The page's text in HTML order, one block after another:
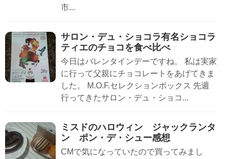
市...
サロン・デュ・ショコラ有名ショコラ
ティエのチョコを食べ比べ
今日はバレンタインデーですね。 私は実家
に行って父親にチョコレートをあげてきま
した。 M.O.F.セレクションボックス 先週
行ってきたサロン・デュ・ショコ...
ミスドのハロウィン ジャックランタ
ン ポン・デ・シュー感想
CMで気になっていたので買ってみまし